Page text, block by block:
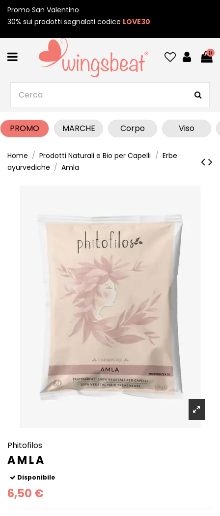
Promo San Valentino
30% sui prodotti segnalati codice LOVE30
0
PROMO MARCHE Corpo Viso
Home Prodotti Naturali e Bio per Capelli
Erbe
ayurvediche
Amla
Phitofilos
AMLA
Disponibile
6,50 €